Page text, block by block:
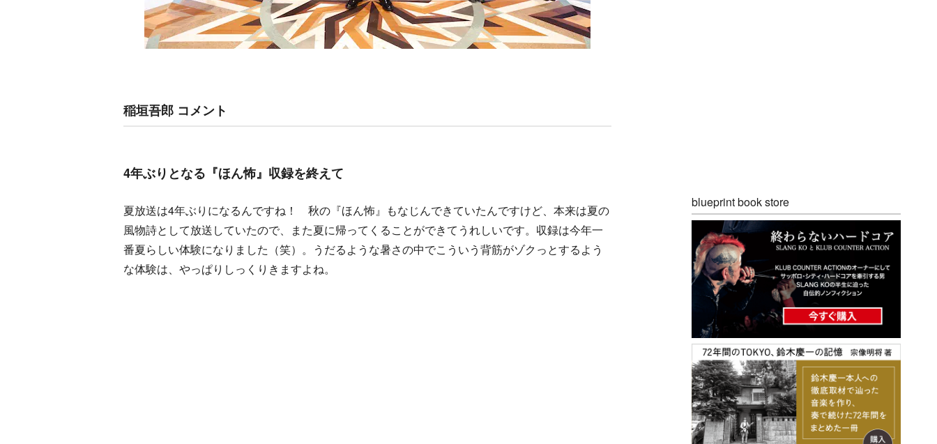
稲垣吾郎 コメント
4年ぶりとなる『ほん怖』収録を終えて
夏放送は4年ぶりになるんですね！ 秋の『ほん怖』もなじんできていたんですけど、本来は夏の
風物詩として放送していたので、また夏に帰ってくることができてうれしいです。収録は今年一
番夏らしい体験になりました（笑）。うだるような暑さの中でこういう背筋がゾクっとするよう
な体験は、やっぱりしっくりきますよね。
blueprint book store